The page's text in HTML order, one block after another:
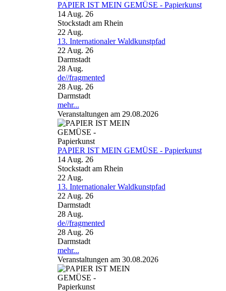
PAPIER IST MEIN GEMÜSE - Papierkunst
14 Aug. 26
Stockstadt am Rhein
22 Aug.
13. Internationaler Waldkunstpfad
22 Aug. 26
Darmstadt
28 Aug.
de//fragmented
28 Aug. 26
Darmstadt
mehr...
Veranstaltungen am 29.08.2026
PAPIER IST MEIN GEMÜSE - Papierkunst
14 Aug. 26
Stockstadt am Rhein
22 Aug.
13. Internationaler Waldkunstpfad
22 Aug. 26
Darmstadt
28 Aug.
de//fragmented
28 Aug. 26
Darmstadt
mehr...
Veranstaltungen am 30.08.2026